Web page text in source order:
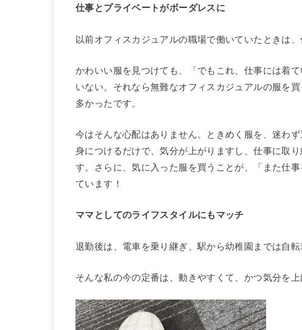
仕事とプライベートがボーダレスに
以前オフィスカジュアルの職場で働いていたときは
かわいい服を見つけても、「でもこれ、仕事には着
いない。それなら無難なオフィスカジュアルの服を
多かったです。
今はそんな心配はありません。ときめく服を、迷わ
身につけるだけで、気分が上がりますし、仕事に取
す。さらに、気に入った服を買うことが、「また仕
ています！
ママとしてのライフスタイルにもマッチ
退勤後は、電車を乗り継ぎ、駅から幼稚園までは自
そんな私の今の定番は、動きやすくて、かつ気分を